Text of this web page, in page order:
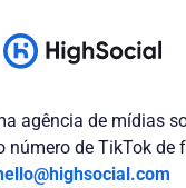
agência de mídias
número de TikTok de